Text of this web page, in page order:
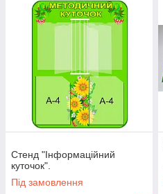
Стенд "Інформаційний
куточок".
Під замовлення